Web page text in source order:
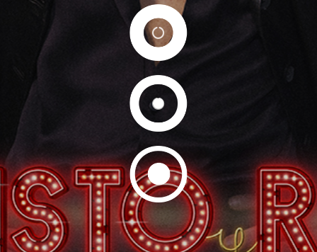
La Valla
I’m Alive
El Accidente